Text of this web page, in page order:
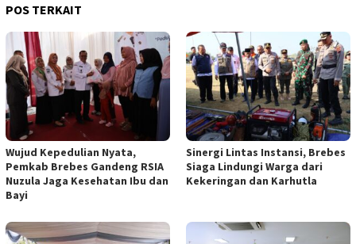
POS TERKAIT
Wujud Kepedulian Nyata,
Pemkab Brebes Gandeng RSIA
Nuzula Jaga Kesehatan Ibu dan
Bayi
Sinergi Lintas Instansi, Brebes
Siaga Lindungi Warga dari
Kekeringan dan Karhutla